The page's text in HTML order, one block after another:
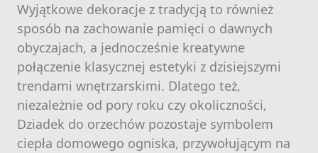
Wyjątkowe dekoracje z tradycją to również
sposób na zachowanie pamięci o dawnych
obyczajach, a jednocześnie kreatywne
połączenie klasycznej estetyki z dzisiejszymi
trendami wnętrzarskimi. Dlatego też,
niezależnie od pory roku czy okoliczności,
Dziadek do orzechów pozostaje symbolem
ciepła domowego ogniska, przywołującym na